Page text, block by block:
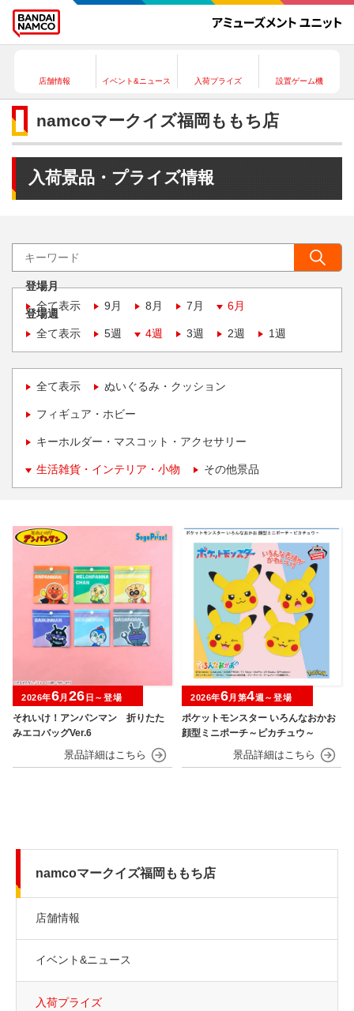
店舗情報 イベント&ニュース 入荷プライズ 設置ゲーム機
namcoマークイズ福岡ももち店
入荷景品・プライズ情報
登場月
全て表示
9月 8月 7月 6月
登場週
全て表示
5週 4週 3週 2週 1週
全て表示 ぬいぐるみ・クッション
フィギュア・ホビー
キーホルダー・マスコット・アクセサリー
生活雑貨・インテリア・小物 その他景品
それいけ！アンパンマン 折りたた
みエコバッグVer.6
2026年6月 26 日～登場
ポケットモンスター いろんなおかお
顔型ミニポーチ～ピカチュウ～
2026年6月第4週～登場
namcoマークイズ福岡ももち店
店舗情報
イベント&ニュース
入荷プライズ